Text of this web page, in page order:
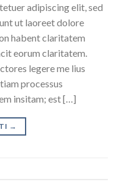
adipiscing elit, sed
ut laoreet dolore
habent claritatem
eorum claritatem.
legere me lius
processus
insitam; est […]
→